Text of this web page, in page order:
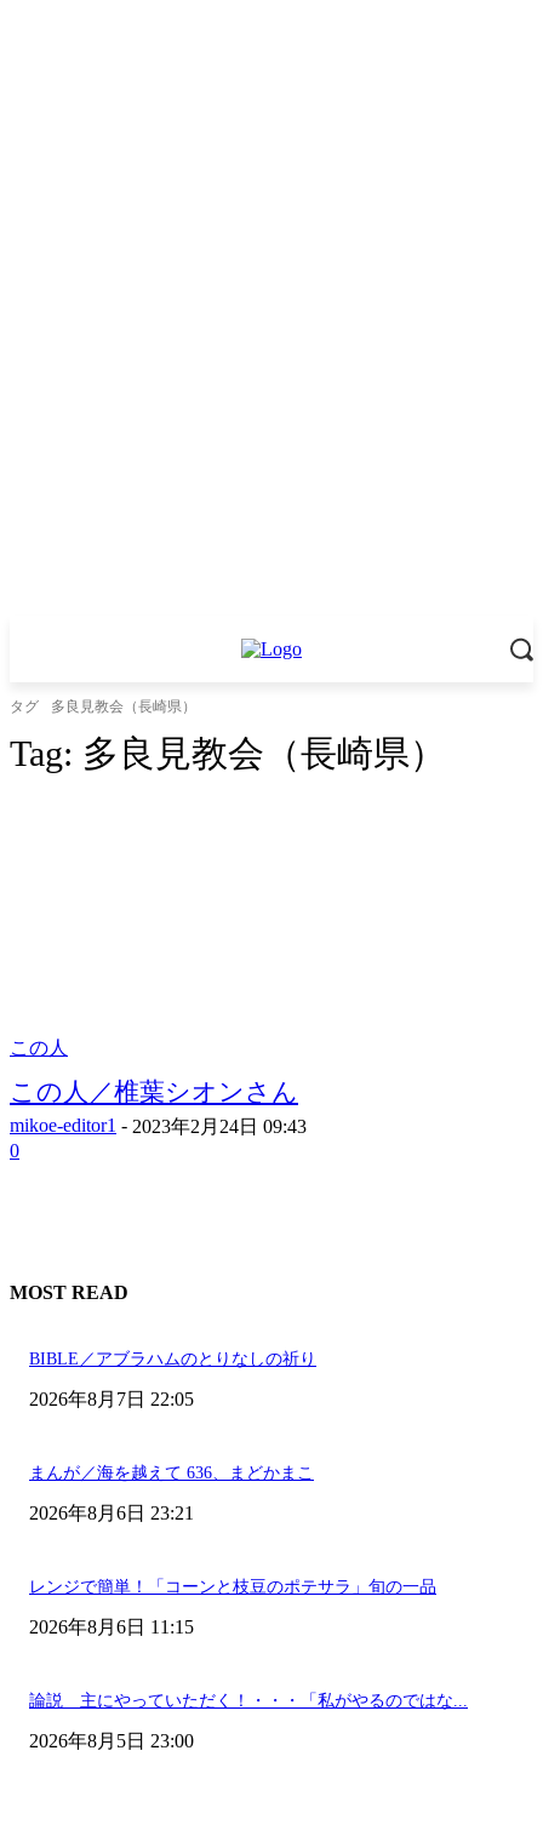
タグ 多良見教会（長崎県）
Tag: 多良見教会（長崎県）
この人
この人／椎葉シオンさん
mikoe-editor1 - 2023年2月24日 09:43
0
MOST READ
BIBLE／アブラハムのとりなしの祈り
2026年8月7日 22:05
まんが／海を越えて 636、まどかまこ
2026年8月6日 23:21
レンジで簡単！「コーンと枝豆のポテサラ」旬の一品
2026年8月6日 11:15
論説 主にやっていただく！・・・「私がやるのではな...
2026年8月5日 23:00